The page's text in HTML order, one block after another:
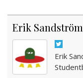
Erik Sandström
Erik